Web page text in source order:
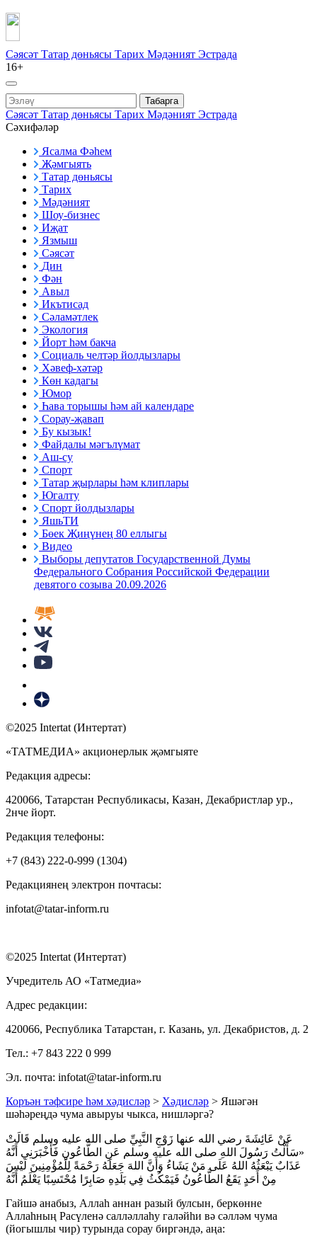
Сәясәт Татар дөньясы Тарих Мәдәният Эстрада
16+
Табарга
Сәясәт Татар дөньясы Тарих Мәдәният Эстрада
Сәхифәләр
Ясалма Фәһем
Җәмгыять
Татар дөньясы
Тарих
Мәдәният
Шоу-бизнес
Иҗат
Язмыш
Сәясәт
Дин
Фән
Авыл
Икътисад
Сәламәтлек
Экология
Йорт һәм бакча
Социаль челтәр йолдызлары
Хәвеф-хәтәр
Көн кадагы
Юмор
Һава торышы һәм ай календаре
Сорау-җавап
Бу кызык!
Файдалы мәгълүмат
Аш-су
Спорт
Татар җырлары һәм клиплары
Югалту
Спорт йолдызлары
ЯшьТИ
Бөек Җиңүнең 80 еллыгы
Видео
Выборы депутатов Государственной Думы
Федерального Собрания Российской Федерации
девятого созыва 20.09.2026
©2025 Intertat (Интертат)
«ТАТМЕДИА» акционерлык җәмгыяте
Редакция адресы:
420066, Татарстан Республикасы, Казан, Декабристлар ур.,
2нче йорт.
Редакция телефоны:
+7 (843) 222-0-999 (1304)
Редакциянең электрон почтасы:
infotat@tatar-inform.ru
©2025 Intertat (Интертат)
Учредитель АО «Татмедиа»
Адрес редакции:
420066, Республика Татарстан, г. Казань, ул. Декабристов, д. 2
Тел.: +7 843 222 0 999
Эл. почта: infotat@tatar-inform.ru
Коръән тәфсире һәм хәдисләр > Хәдисләр > Яшәгән
шәһәреңдә чума авыруы чыкса, нишләргә?
عَنْ عَائِشَةَ رضي الله عنها زَوْجِ النَّبِيِّ صلى الله عليه وسلم قَالَتْ
«سَأَلْتُ رَسُولَ اللهِ صلى الله عليه وسلم عَنِ الطَّاعُونِ فَأَخْبَرَنِي أَنَّهُ
عَذَابٌ يَبْعَثُهُ اللهُ عَلَى مَنْ يَشَاءُ وَأَنَّ اللهَ جَعَلَهُ رَحْمَةً لِلْمُؤْمِنِينَ لَيْسَ
مِنْ أَحَدٍ يَقَعُ الطَّاعُونُ فَيَمْكُثُ فِي بَلَدِهِ ‌صَابِرًا ‌مُحْتَسِبًا ‌يَعْلَمُ أَنَّهُ
Гайшә анабыз, Аллаһ аннан разый булсын, беркөнне
Аллаһның Расүленә салләллаһу галәйһи вә сәлләм чума
(йогышлы чир) турында сорау биргәндә, аңа: